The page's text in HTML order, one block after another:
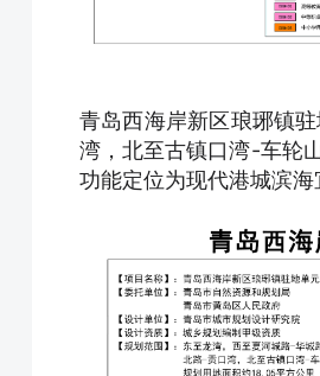
青岛西海岸新区琅琊镇
湾，北至古镇口湾-车轮
功能定位为现代港城滨